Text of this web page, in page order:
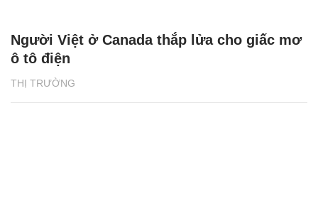
THỊ TRƯỜNG
Người Việt ở Canada thắp lửa cho giấc mơ
ô tô điện